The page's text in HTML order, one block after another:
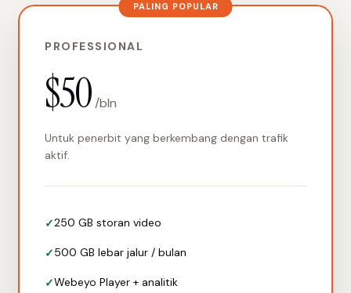
PALING POPULAR
PROFESSIONAL
$50 /bln
Untuk penerbit yang berkembang dengan trafik
aktif.
250 GB storan video
500 GB lebar jalur / bulan
Webeyo Player + analitik